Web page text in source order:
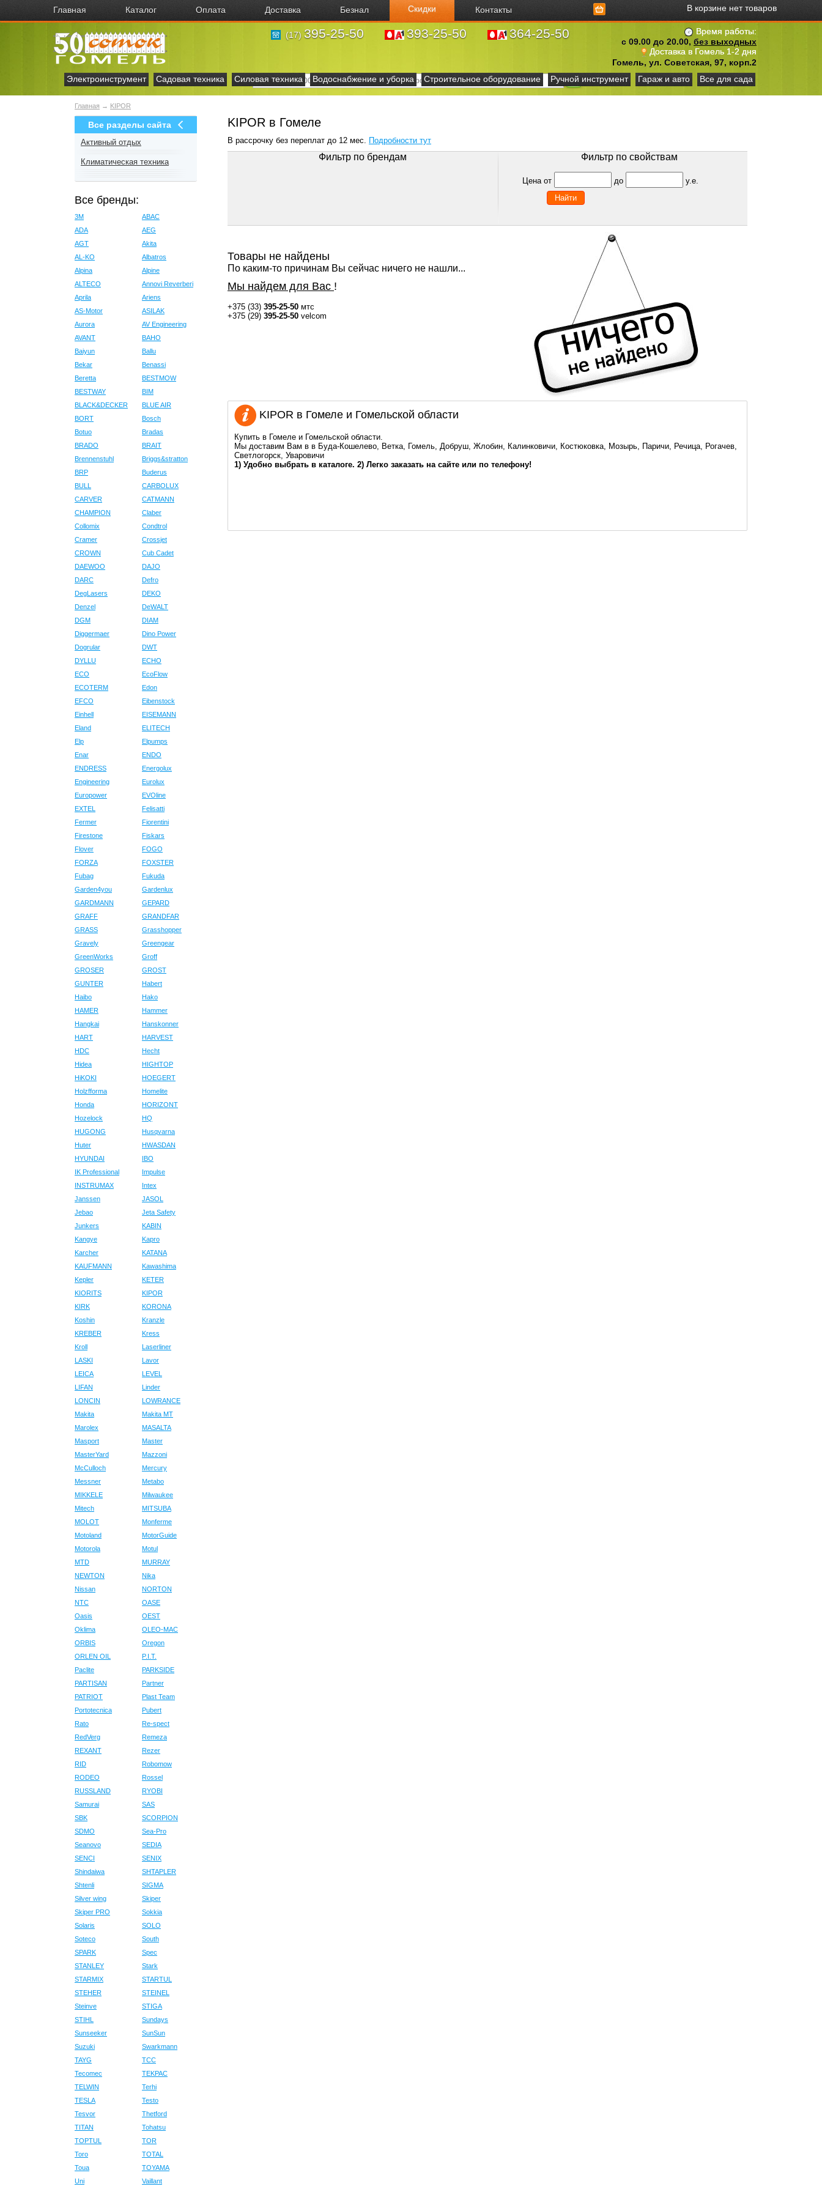
Главная Каталог Оплата Доставка Безнал Скидки Контакты В корзине нет товаров
Время работы:
с 09.00 до 20.00, без выходных
Доставка в Гомель 1-2 дня
Гомель, ул. Советская, 97, корп.2
(17) 395-25-50 393-25-50 364-25-50
Электроинструмент Садовая техника Силовая техника Водоснабжение и уборка Строительное оборудование Ручной инструмент Гараж и авто Все для сада
Главная → KIPOR
Все разделы сайта
Активный отдых
Климатическая техника
Все бренды:
3M
ABAC
ADA
AEG
AGT
Akita
AL-KO
Albatros
Alpina
Alpine
ALTECO
Annovi Reverberi
Aprila
Ariens
AS-Motor
ASILAK
Aurora
AV Engineering
AVANT
BAHO
Baiyun
Ballu
Bekar
Benassi
Beretta
BESTMOW
BESTWAY
BIM
BLACK&DECKER
BLUE AIR
BORT
Bosch
Botuo
Bradas
BRADO
BRAIT
Brennenstuhl
Briggs&stratton
BRP
Buderus
BULL
CARBOLUX
CARVER
CATMANN
CHAMPION
Claber
Collomix
Condtrol
Cramer
Crossjet
CROWN
Cub Cadet
DAEWOO
DAJO
DARC
Defro
DegLasers
DEKO
Denzel
DeWALT
DGM
DIAM
Diggermaer
Dino Power
Dogrular
DWT
DYLLU
ECHO
ECO
EcoFlow
ECOTERM
Edon
EFCO
Eibenstock
Einhell
EISEMANN
Eland
ELITECH
Elp
Elpumps
Enar
ENDO
ENDRESS
Energolux
Engineering
Eurolux
Europower
EVOline
EXTEL
Felisatti
Fermer
Fiorentini
Firestone
Fiskars
Flover
FOGO
FORZA
FOXSTER
Fubag
Fukuda
Garden4you
Gardenlux
GARDMANN
GEPARD
GRAFF
GRANDFAR
GRASS
Grasshopper
Gravely
Greengear
GreenWorks
Groff
GROSER
GROST
GUNTER
Habert
Haibo
Hako
HAMER
Hammer
Hangkai
Hanskonner
HART
HARVEST
HDC
Hecht
Hidea
HIGHTOP
HiKOKI
HOEGERT
Holzfforma
Homelite
Honda
HORIZONT
Hozelock
HQ
HUGONG
Husqvarna
Huter
HWASDAN
HYUNDAI
IBO
IK Professional
Impulse
INSTRUMAX
Intex
Janssen
JASOL
Jebao
Jeta Safety
Junkers
KABIN
Kangye
Kapro
Karcher
KATANA
KAUFMANN
Kawashima
Kepler
KETER
KIORITS
KIPOR
KIRK
KORONA
Koshin
Kranzle
KREBER
Kress
Kroll
Laserliner
LASKI
Lavor
LEICA
LEVEL
LIFAN
Linder
LONCIN
LOWRANCE
Makita
Makita MT
Marolex
MASALTA
Masport
Master
MasterYard
Mazzoni
McCulloch
Mercury
Messner
Metabo
MIKKELE
Milwaukee
Mitech
MITSUBA
MOLOT
Monferme
Motoland
MotorGuide
Motorola
Motul
MTD
MURRAY
NEWTON
Nika
Nissan
NORTON
NTC
OASE
Oasis
OEST
Oklima
OLEO-MAC
ORBIS
Oregon
ORLEN OIL
P.I.T.
Paclite
PARKSIDE
PARTISAN
Partner
PATRIOT
Plast Team
Portotecnica
Pubert
Rato
Re-spect
RedVerg
Remeza
REXANT
Rezer
RID
Robomow
RODEO
Rossel
RUSSLAND
RYOBI
Samurai
SAS
SBK
SCORPION
SDMO
Sea-Pro
Seanovo
SEDIA
SENCI
SENIX
Shindaiwa
SHTAPLER
Shtenli
SIGMA
Silver wing
Skiper
Skiper PRO
Sokkia
Solaris
SOLO
Soteco
South
SPARK
Spec
STANLEY
Stark
STARMIX
STARTUL
STEHER
STEINEL
Steinve
STIGA
STIHL
Sundays
Sunseeker
SunSun
Suzuki
Swarkmann
TAYG
TCC
Tecomec
TEKPAC
TELWIN
Terhi
TESLA
Testo
Tesvor
Thetford
TITAN
Tohatsu
TOPTUL
TOR
Toro
TOTAL
Toua
TOYAMA
Uni
Vaillant
KIPOR в Гомеле
В рассрочку без переплат до 12 мес. Подробности тут
Фильтр по брендам Фильтр по свойствам
Цена от до у.е.
Товары не найдены
По каким-то причинам Вы сейчас ничего не нашли...
Мы найдем для Вас !
+375 (33) 395-25-50 мтс
+375 (29) 395-25-50 velcom
KIPOR в Гомеле и Гомельской области
Купить в Гомеле и Гомельской области.
Мы доставим Вам в в Буда-Кошелево, Ветка, Гомель, Добруш, Жлобин, Калинковичи, Костюковка, Мозырь, Паричи, Речица, Рогачев,
Светлогорск, Уваровичи
1) Удобно выбрать в каталоге. 2) Легко заказать на сайте или по телефону!